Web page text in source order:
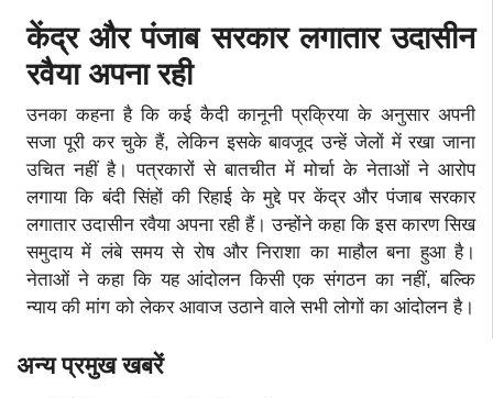
केंद्र और पंजाब सरकार लगातार उदासीन
रवैया अपना रही
उनका कहना है कि कई कैदी कानूनी प्रक्रिया के अनुसार अपनी
सजा पूरी कर चुके हैं, लेकिन इसके बावजूद उन्हें जेलों में रखा जाना
उचित नहीं है। पत्रकारों से बातचीत में मोर्चा के नेताओं ने आरोप
लगाया कि बंदी सिंहों की रिहाई के मुद्दे पर केंद्र और पंजाब सरकार
लगातार उदासीन रवैया अपना रही हैं। उन्होंने कहा कि इस कारण सिख
समुदाय में लंबे समय से रोष और निराशा का माहौल बना हुआ है।
नेताओं ने कहा कि यह आंदोलन किसी एक संगठन का नहीं, बल्कि
न्याय की मांग को लेकर आवाज उठाने वाले सभी लोगों का आंदोलन है।
अन्य प्रमुख खबरें